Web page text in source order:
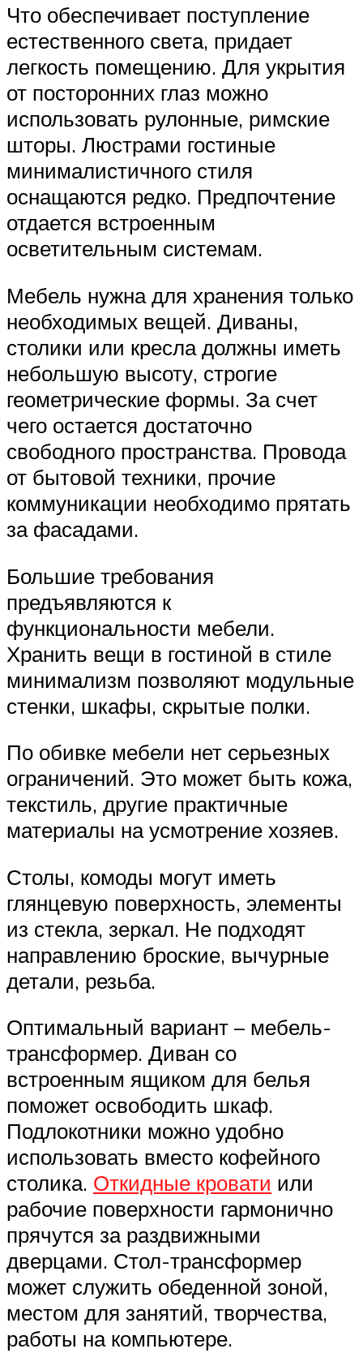
Что обеспечивает поступление
естественного света, придает
легкость помещению. Для укрытия
от посторонних глаз можно
использовать рулонные, римские
шторы. Люстрами гостиные
минималистичного стиля
оснащаются редко. Предпочтение
отдается встроенным
осветительным системам.
Мебель нужна для хранения только
необходимых вещей. Диваны,
столики или кресла должны иметь
небольшую высоту, строгие
геометрические формы. За счет
чего остается достаточно
свободного пространства. Провода
от бытовой техники, прочие
коммуникации необходимо прятать
за фасадами.
Большие требования
предъявляются к
функциональности мебели.
Хранить вещи в гостиной в стиле
минимализм позволяют модульные
стенки, шкафы, скрытые полки.
По обивке мебели нет серьезных
ограничений. Это может быть кожа,
текстиль, другие практичные
материалы на усмотрение хозяев.
Столы, комоды могут иметь
глянцевую поверхность, элементы
из стекла, зеркал. Не подходят
направлению броские, вычурные
детали, резьба.
Оптимальный вариант – мебель-
трансформер. Диван со
встроенным ящиком для белья
поможет освободить шкаф.
Подлокотники можно удобно
использовать вместо кофейного
столика. Откидные кровати или
рабочие поверхности гармонично
прячутся за раздвижными
дверцами. Стол-трансформер
может служить обеденной зоной,
местом для занятий, творчества,
работы на компьютере.